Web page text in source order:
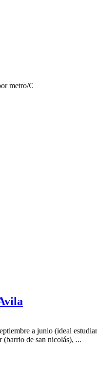
metro/€
a junio (ideal
(barrio de san nicolás), ...